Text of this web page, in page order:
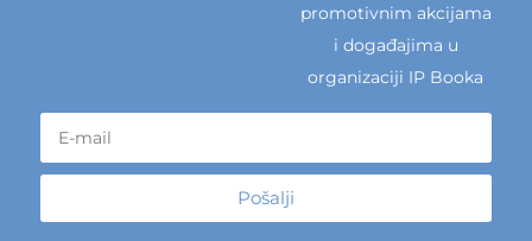
promotivnim akcijama
i događajima u
organizaciji IP Booka
Pošalji